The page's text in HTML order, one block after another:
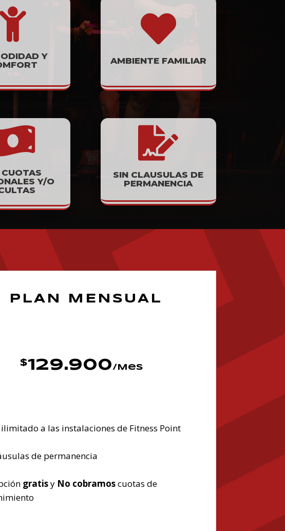

Y

AMBIENTE FAMILIAR
CUOTAS
Y/O

SIN CLAUSULAS DE
PERMANENCIA
PLAN MENSUAL
$129.900 / Mes
ilimitado a las instalaciones de Fitness Point
de permanencia
gratisy No cobramoscuotas de